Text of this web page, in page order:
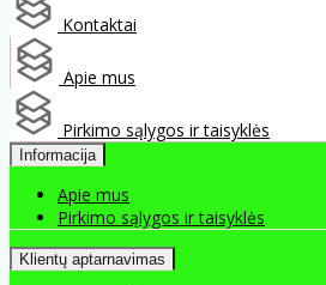
Kontaktai
Apie mus
Pirkimo sąlygos ir taisyklės
Informacija
Apie mus
Pirkimo sąlygos ir taisyklės
Klientų aptarnavimas